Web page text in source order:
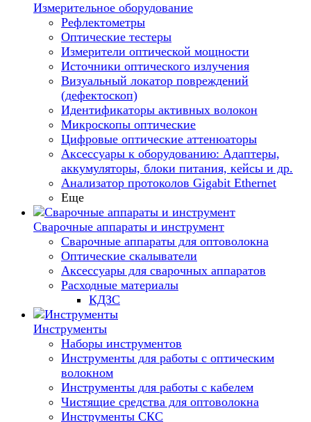
Измерительное оборудование
Рефлектометры
Оптические тестеры
Измерители оптической мощности
Источники оптического излучения
Визуальный локатор повреждений
(дефектоскоп)
Идентификаторы активных волокон
Микроскопы оптические
Цифровые оптические аттенюаторы
Аксессуары к оборудованию: Адаптеры,
аккумуляторы, блоки питания, кейсы и др.
Анализатор протоколов Gigabit Ethernet
Еще
Сварочные аппараты и инструмент
Сварочные аппараты для оптоволокна
Оптические скалыватели
Аксессуары для сварочных аппаратов
Расходные материалы
КДЗС
Инструменты
Наборы инструментов
Инструменты для работы с оптическим
волокном
Инструменты для работы с кабелем
Чистящие средства для оптоволокна
Инструменты СКС